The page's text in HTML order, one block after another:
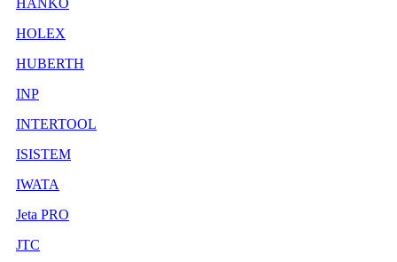
HOLEX
HUBERTH
INP
INTERTOOL
ISISTEM
IWATA
Jeta PRO
JTC